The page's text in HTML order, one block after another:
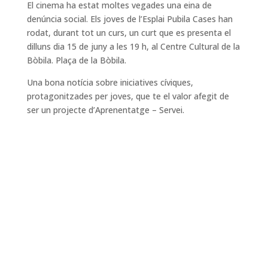
El cinema ha estat moltes vegades una eina de
denúncia social. Els joves de l’Esplai Pubila Cases han
rodat, durant tot un curs, un curt que es presenta el
dilluns dia 15 de juny a les 19 h, al Centre Cultural de la
Bòbila. Plaça de la Bòbila.
Una bona notícia sobre iniciatives cíviques,
protagonitzades per joves, que te el valor afegit de
ser un projecte d’Aprenentatge – Servei.